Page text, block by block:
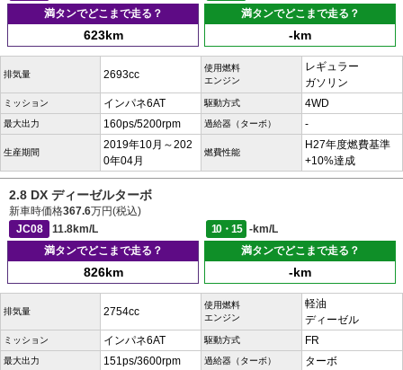
満タンでどこまで走る？
623km
満タンでどこまで走る？
-km
排気量 2693cc
使用燃料
エンジン
レギュラー
ガソリン
ミッション インパネ6AT 駆動方式 4WD
最大出力 160ps/5200rpm 過給器（ターボ） -
生産期間
2019年10月～202
0年04月
燃費性能
H27年度燃費基準
+10%達成
2.8 DX ディーゼルターボ
新車時価格367.6万円(税込)
JC08
11.8km/L 10・15
-km/L
満タンでどこまで走る？
826km
満タンでどこまで走る？
-km
排気量 2754cc
使用燃料
エンジン
軽油
ディーゼル
ミッション インパネ6AT 駆動方式 FR
最大出力 151ps/3600rpm 過給器（ターボ） ターボ